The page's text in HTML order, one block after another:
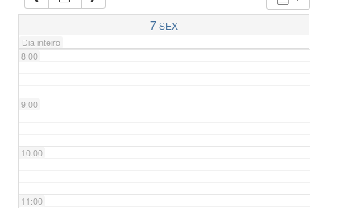
7SEX
Dia inteiro
7:00
8:00
9:00
10:00
11:00